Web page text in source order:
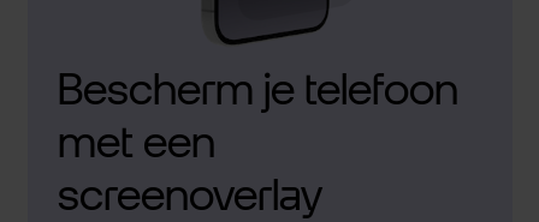
Bescherm je telefoon
met een
screenoverlay